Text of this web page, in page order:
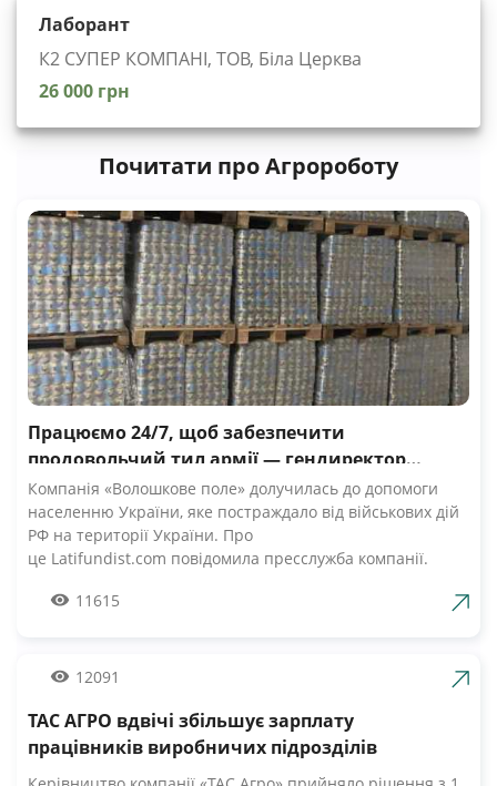
Лаборант
К2 СУПЕР КОМПАНІ, ТОВ, Біла Церква
26 000 грн
Почитати про Агророботу
Працюємо 24/7, щоб забезпечити
продовольчий тил армії — гендиректор
компанії Волошкове поле
Компанія «Волошкове поле» долучилась до допомоги
населенню України, яке постраждало від військових дій
РФ на території України. Про
це Latifundist.com повідомила пресслужба компанії.
Вже шосту добу наші Збройні Сили героїчно стримують
армії», — зазначив Андрій Табалов, генеральний
Компанія «Волошкове поле» вже відправила понад 10 т
молока для забезпечення біженців та тероборони в
11615
12091
ТАС АГРО вдвічі збільшує зарплату
працівників виробничих підрозділів